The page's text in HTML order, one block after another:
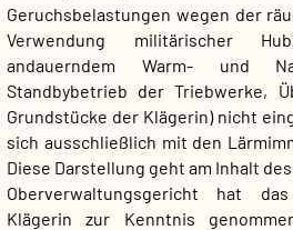
Geruchsbelastungen wegen der
Verwendung militärischer
andauerndem Warm- und
Standbybetrieb der Triebwerke,
Grundstücke der Klägerin) nicht
sich ausschließlich mit den
Diese Darstellung geht am Inhalt
Oberverwaltungsgericht hat
Klägerin zur Kenntnis